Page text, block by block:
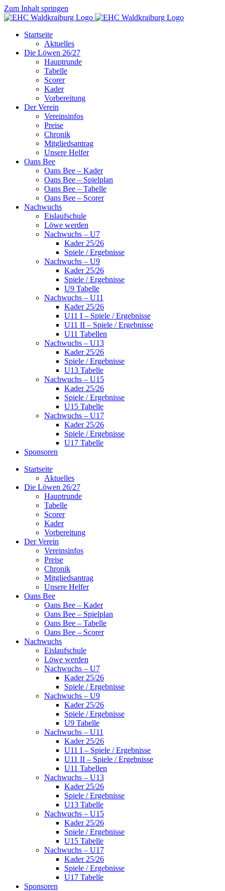
Zum Inhalt springen
Startseite
Aktuelles
Die Löwen 26/27
Hauptrunde
Tabelle
Scorer
Kader
Vorbereitung
Der Verein
Vereinsinfos
Preise
Chronik
Mitgliedsantrag
Unsere Helfer
Oans Bee
Oans Bee – Kader
Oans Bee – Spielplan
Oans Bee – Tabelle
Oans Bee – Scorer
Nachwuchs
Eislaufschule
Löwe werden
Nachwuchs – U7
Kader 25/26
Spiele / Ergebnisse
Nachwuchs – U9
Kader 25/26
Spiele / Ergebnisse
U9 Tabelle
Nachwuchs – U11
Kader 25/26
U11 I – Spiele / Ergebnisse
U11 II – Spiele / Ergebnisse
U11 Tabellen
Nachwuchs – U13
Kader 25/26
Spiele / Ergebnisse
U13 Tabelle
Nachwuchs – U15
Kader 25/26
Spiele / Ergebnisse
U15 Tabelle
Nachwuchs – U17
Kader 25/26
Spiele / Ergebnisse
U17 Tabelle
Sponsoren
Startseite
Aktuelles
Die Löwen 26/27
Hauptrunde
Tabelle
Scorer
Kader
Vorbereitung
Der Verein
Vereinsinfos
Preise
Chronik
Mitgliedsantrag
Unsere Helfer
Oans Bee
Oans Bee – Kader
Oans Bee – Spielplan
Oans Bee – Tabelle
Oans Bee – Scorer
Nachwuchs
Eislaufschule
Löwe werden
Nachwuchs – U7
Kader 25/26
Spiele / Ergebnisse
Nachwuchs – U9
Kader 25/26
Spiele / Ergebnisse
U9 Tabelle
Nachwuchs – U11
Kader 25/26
U11 I – Spiele / Ergebnisse
U11 II – Spiele / Ergebnisse
U11 Tabellen
Nachwuchs – U13
Kader 25/26
Spiele / Ergebnisse
U13 Tabelle
Nachwuchs – U15
Kader 25/26
Spiele / Ergebnisse
U15 Tabelle
Nachwuchs – U17
Kader 25/26
Spiele / Ergebnisse
U17 Tabelle
Sponsoren